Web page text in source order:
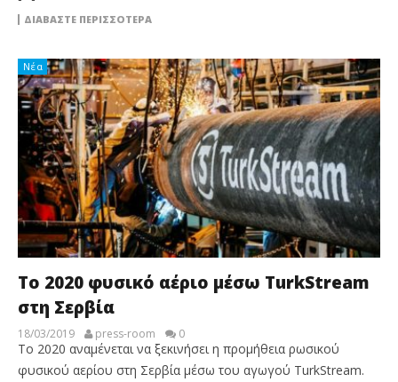
ΔΙΑΒΆΣΤΕ ΠΕΡΙΣΣΌΤΕΡΑ
Νέα
Το 2020 φυσικό αέριο μέσω TurkStream
στη Σερβία
18/03/2019 press-room 0
Το 2020 αναμένεται να ξεκινήσει η προμήθεια ρωσικού
φυσικού αερίου στη Σερβία μέσω του αγωγού TurkStream.